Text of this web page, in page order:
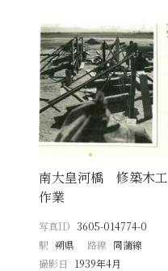
南大皇河橋 修築木工
作業
写真ID 3605-014774-0
駅 朔県 路線 同蒲線
撮影日
1939年4月